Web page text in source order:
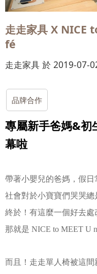
走走家具 X NICE
fé
走走家具 於 2019-07-
品牌合作
專屬新手爸媽&初
幕啦
帶著小嬰兒的爸媽，假日
社會對於小寶寶們哭哭
終於！有這麼一個好去處
那就是 NICE to MEET U
而且！走走單人椅被這間